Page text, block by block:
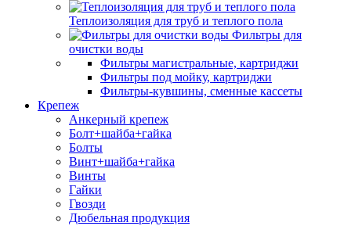
Теплоизоляция для труб и теплого пола
Фильтры для
очистки воды
Фильтры магистральные, картриджи
Фильтры под мойку, картриджи
Фильтры-кувшины, сменные кассеты
Крепеж
Анкерный крепеж
Болт+шайба+гайка
Болты
Винт+шайба+гайка
Винты
Гайки
Гвозди
Дюбельная продукция